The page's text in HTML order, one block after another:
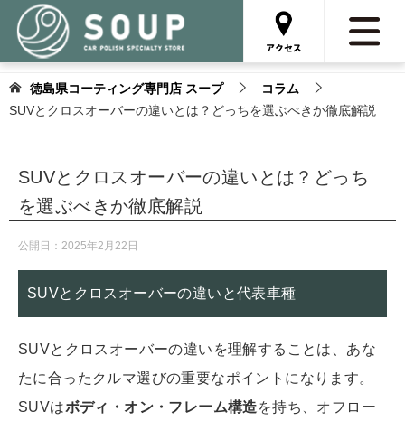
徳島県コーティング専門店 スープ
コラム
SUVとクロスオーバーの違いとは？どっちを選ぶべきか徹底解説
SUVとクロスオーバーの違いとは？どっち
を選ぶべきか徹底解説
公開日： 2025年2月22日
SUVとクロスオーバーの違いと代表車種
SUVとクロスオーバーの違いを理解することは、あな
たに合ったクルマ選びの重要なポイントになります。
SUVはボディ・オン・フレーム構造を持ち、オフロー